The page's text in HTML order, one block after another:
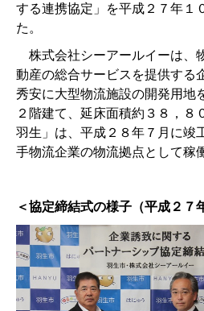
する連携協定」を平成２７年１
た。
株式会社シーアールイーは、
動産の総合サービスを提供する
秀安に大型物流施設の開発用地
２階建て、延床面積約３８，８
羽生」は、平成２８年７月に竣
手物流企業の物流拠点として稼
＜協定締結式の様子（平成２７